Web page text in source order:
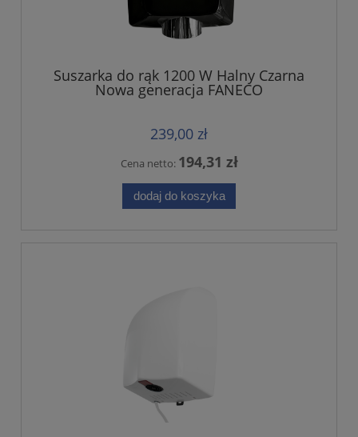
Suszarka do rąk 1200 W Halny Czarna
Nowa generacja FANECO
239,00 zł
Cena netto: 194,31 zł
dodaj do koszyka